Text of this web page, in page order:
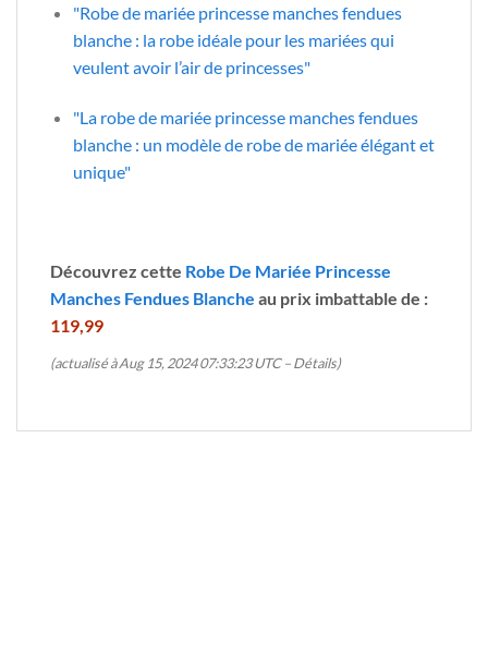
"Robe de mariée princesse manches fendues
blanche : la robe idéale pour les mariées qui
veulent avoir l’air de princesses"
"La robe de mariée princesse manches fendues
blanche : un modèle de robe de mariée élégant et
unique"
Découvrez cette Robe De Mariée Princesse
Manches Fendues Blanche au prix imbattable de :
119,99
(actualisé à Aug 15, 2024 07:33:23 UTC –Détails)